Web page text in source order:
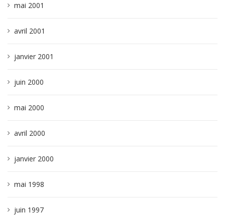
mai 2001
avril 2001
janvier 2001
juin 2000
mai 2000
avril 2000
janvier 2000
mai 1998
juin 1997